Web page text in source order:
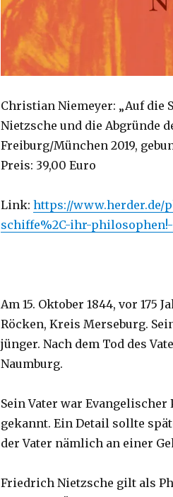
Christian Niemeyer: „Auf die
Nietzsche und die Abgründe
Freiburg/München 2019,
Preis: 39,00 Euro
Link: https://www.herder.de/
schiffe%2C-ihr-philosophen!-
Am 15. Oktober 1844, vor
Röcken, Kreis Merseburg.
jünger. Nach dem Tod des
Naumburg.
Sein Vater war
gekannt. Ein Detail sollte
der Vater nämlich an einer
Friedrich Nietzsche gilt als